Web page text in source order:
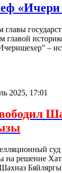
«Ичери
главы
главой
–
2025, 17:01
суд
на решение